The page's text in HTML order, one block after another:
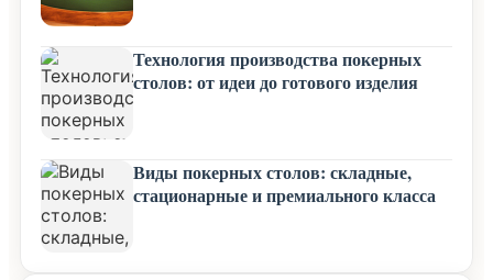
Технология производства покерных
столов: от идеи до готового изделия
Виды покерных столов: складные,
стационарные и премиального класса